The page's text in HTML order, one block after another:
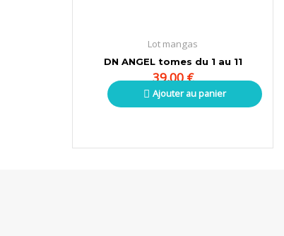
Lot mangas
DN ANGEL tomes du 1 au 11
39,00€
Ajouter au panier